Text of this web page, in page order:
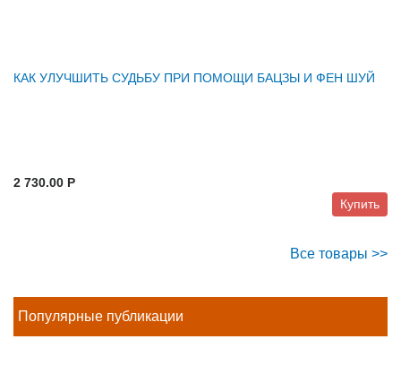
КАК УЛУЧШИТЬ СУДЬБУ ПРИ ПОМОЩИ БАЦЗЫ И ФЕН ШУЙ
2 730.00 P
Купить
Все товары >>
Популярные публикации